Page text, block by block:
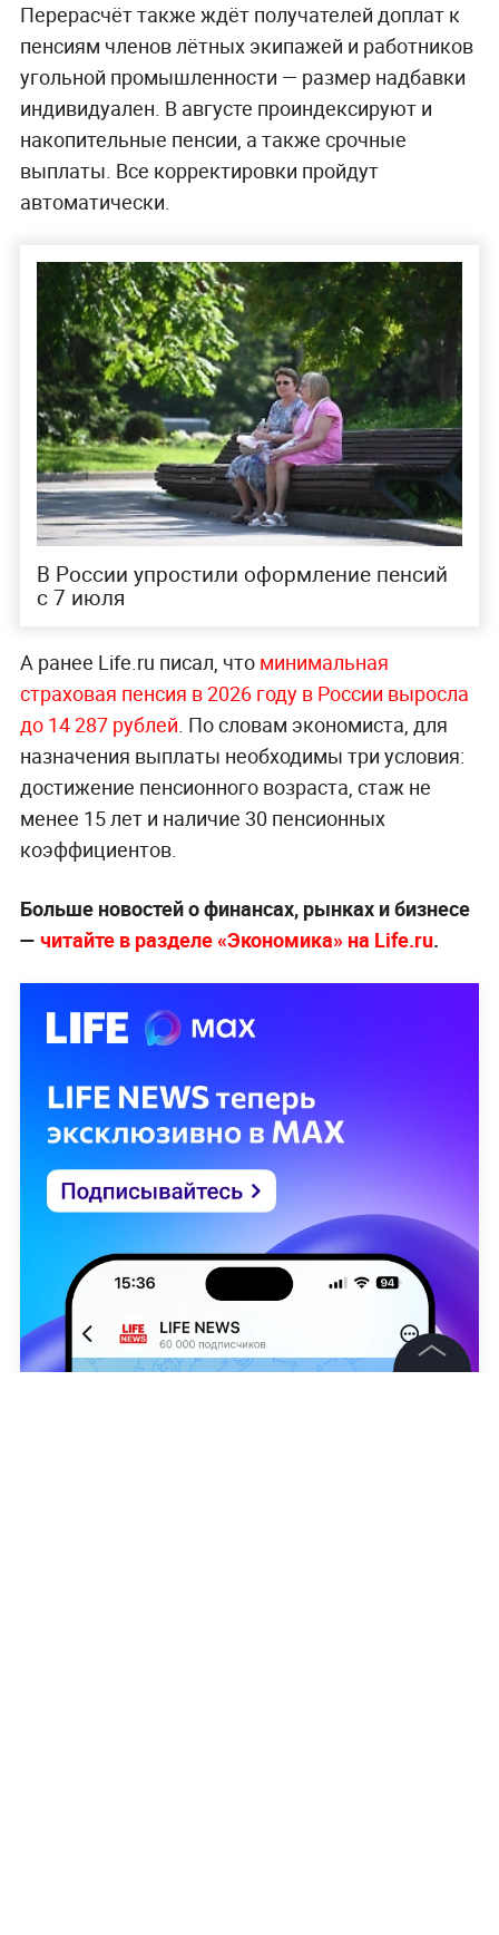
Перерасчёт также ждёт получателей доплат к
пенсиям членов лётных экипажей и работников
угольной промышленности — размер надбавки
индивидуален. В августе проиндексируют и
накопительные пенсии, а также срочные
выплаты. Все корректировки пройдут
автоматически.
В России упростили оформление пенсий
с 7 июля
А ранее Life.ru писал, что минимальная
страховая пенсия в 2026 году в России выросла
до 14 287 рублей. По словам экономиста, для
назначения выплаты необходимы три условия:
достижение пенсионного возраста, стаж не
менее 15 лет и наличие 30 пенсионных
коэффициентов.
Больше новостей о финансах, рынках и бизнесе
— читайте в разделе «Экономика» на Life.ru.